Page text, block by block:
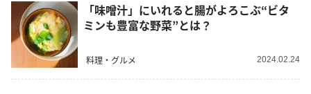
「味噌汁」にいれると腸がよろこぶ“ビタ
ミンも豊富な野菜”とは？
料理・グルメ 2024.02.24